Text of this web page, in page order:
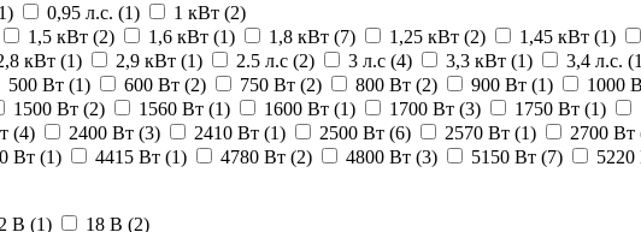
0,95 л.с. (1) 1 кВт (2)
1,5 кВт (2) 1,6 кВт (1) 1,8 кВт (7) 1,25 кВт (2) 1,45 кВт (1)
кВт (1) 2,9 кВт (1) 2.5 л.с (2) 3 л.с (4) 3,3 кВт (1) 3,4 л.с.
500 Вт (1) 600 Вт (2) 750 Вт (2) 800 Вт (2) 900 Вт (1) 1000
1500 Вт (2) 1560 Вт (1) 1600 Вт (1) 1700 Вт (3) 1750 Вт (1)
(4) 2400 Вт (3) 2410 Вт (1) 2500 Вт (6) 2570 Вт (1) 2700 Вт
Вт (1) 4415 Вт (1) 4780 Вт (2) 4800 Вт (3) 5150 Вт (7) 5220
В (1) 18 В (2)